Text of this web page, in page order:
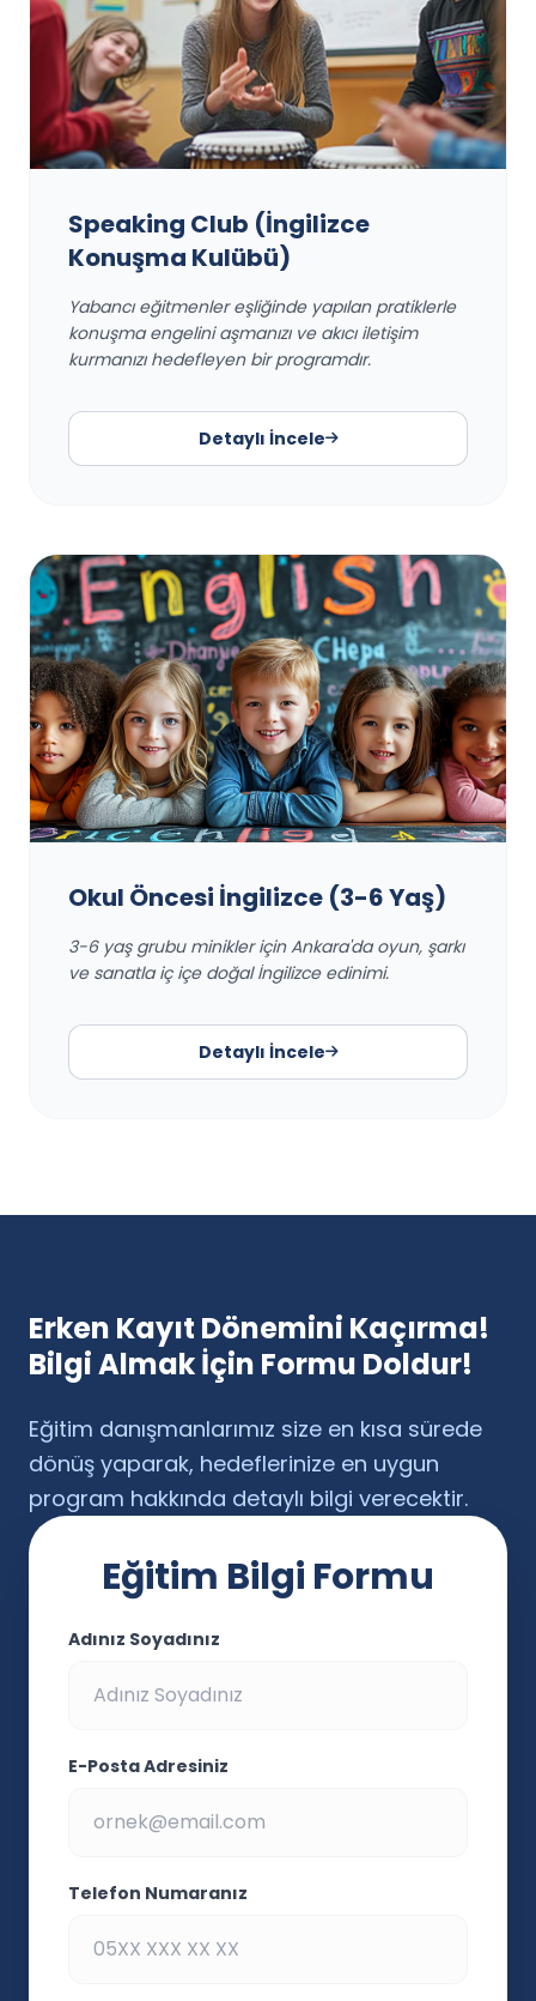
Speaking Club (İngilizce
Konuşma Kulübü)
Yabancı eğitmenler eşliğinde yapılan pratiklerle
konuşma engelini aşmanızı ve akıcı iletişim
kurmanızı hedefleyen bir programdır.
Detaylı İncele
Okul Öncesi İngilizce (3-6 Yaş)
3-6 yaş grubu minikler için Ankara'da oyun, şarkı
ve sanatla iç içe doğal İngilizce edinimi.
Detaylı İncele
Erken Kayıt Dönemini Kaçırma!
Bilgi Almak İçin Formu Doldur!
Eğitim danışmanlarımız size en kısa sürede
dönüş yaparak, hedeflerinize en uygun
program hakkında detaylı bilgi verecektir.
Eğitim Bilgi Formu
Adınız Soyadınız
E-Posta Adresiniz
Telefon Numaranız